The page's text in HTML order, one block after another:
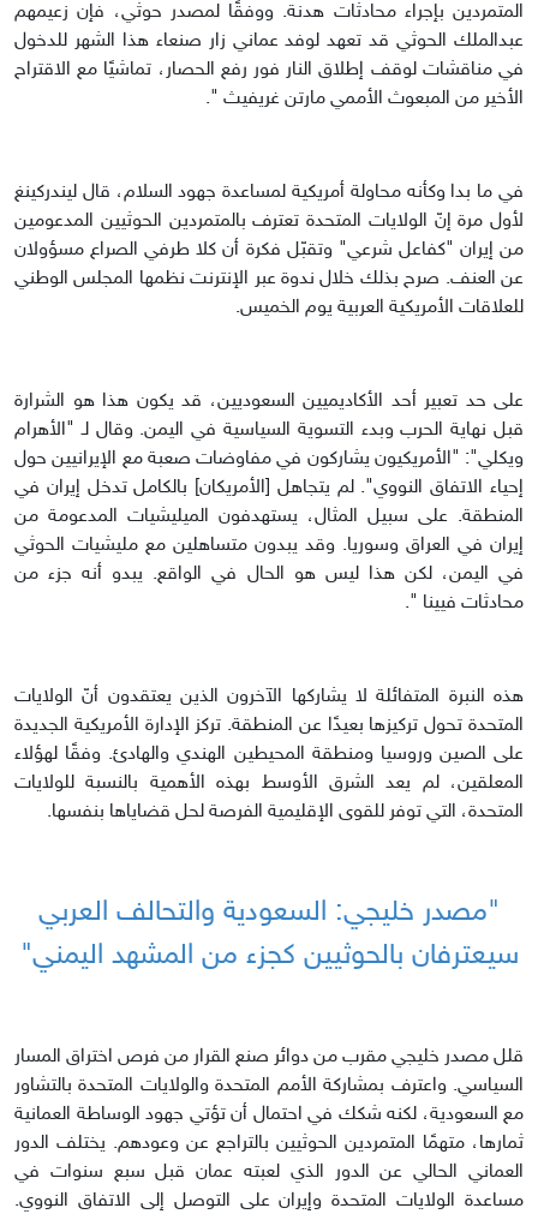
المتمردين بإجراء محادثات هدنة. ووفقًا لمصدر حوثي، فإن زعيمهم
عبدالملك الحوثي قد تعهد لوفد عماني زار صنعاء هذا الشهر للدخول
في مناقشات لوقف إطلاق النار فور رفع الحصار، تماشيًا مع الاقتراح
الأخير من المبعوث الأممي مارتن غريفيث ".
في ما بدا وكأنه محاولة أمريكية لمساعدة جهود السلام، قال ليندركينغ
لأول مرة إنّ الولايات المتحدة تعترف بالمتمردين الحوثيين المدعومين
من إيران "كفاعل شرعي" وتقبّل فكرة أن كلا طرفي الصراع مسؤولان
عن العنف. صرح بذلك خلال ندوة عبر الإنترنت نظمها المجلس الوطني
للعلاقات الأمريكية العربية يوم الخميس.
على حد تعبير أحد الأكاديميين السعوديين، قد يكون هذا هو الشرارة
قبل نهاية الحرب وبدء التسوية السياسية في اليمن. وقال لـ "الأهرام
ويكلي": "الأمريكيون يشاركون في مفاوضات صعبة مع الإيرانيين حول
إحياء الاتفاق النووي". لم يتجاهل [الأمريكان] بالكامل تدخل إيران في
المنطقة. على سبيل المثال، يستهدفون الميليشيات المدعومة من
إيران في العراق وسوريا. وقد يبدون متساهلين مع مليشيات الحوثي
في اليمن، لكن هذا ليس هو الحال في الواقع. يبدو أنه جزء من
محادثات فيينا ".
هذه النبرة المتفائلة لا يشاركها الآخرون الذين يعتقدون أنّ الولايات
المتحدة تحول تركيزها بعيدًا عن المنطقة. تركز الإدارة الأمريكية الجديدة
على الصين وروسيا ومنطقة المحيطين الهندي والهادئ. وفقًا لهؤلاء
المعلقين، لم يعد الشرق الأوسط بهذه الأهمية بالنسبة للولايات
المتحدة، التي توفر للقوى الإقليمية الفرصة لحل قضاياها بنفسها.
"مصدر خليجي: السعودية والتحالف العربي
سيعترفان بالحوثيين كجزء من المشهد اليمني"
قلل مصدر خليجي مقرب من دوائر صنع القرار من فرص اختراق المسار
السياسي. واعترف بمشاركة الأمم المتحدة والولايات المتحدة بالتشاور
مع السعودية، لكنه شكك في احتمال أن تؤتي جهود الوساطة العمانية
ثمارها، متهمًا المتمردين الحوثيين بالتراجع عن وعودهم. يختلف الدور
العماني الحالي عن الدور الذي لعبته عمان قبل سبع سنوات في
مساعدة الولايات المتحدة وإيران على التوصل إلى الاتفاق النووي.